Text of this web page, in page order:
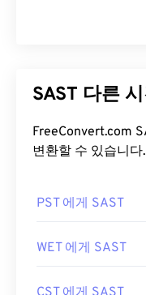
SAST 다른
FreeConvert.com
변환할 수 있습니다.
PST 에게 SAST
WET 에게 SAST